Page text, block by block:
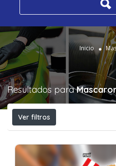
Inicio
Resultados para
Ver filtros